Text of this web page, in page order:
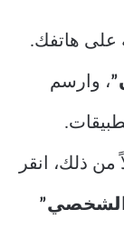
على هاتفك.
، وارسم
ذلك، انقر
الشخصي”